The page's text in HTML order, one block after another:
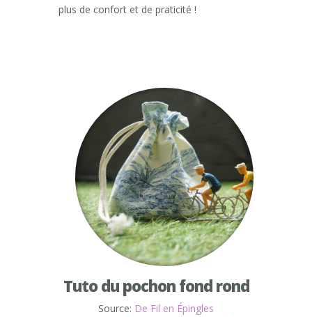
plus de confort et de praticité !
Tuto du pochon fond rond
Source: De Fil en Épingles